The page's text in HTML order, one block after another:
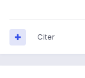
Citer